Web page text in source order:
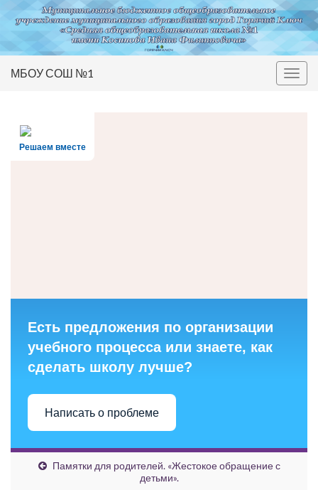
Вкл/
МБОУ СОШ №1
Решаем вместе
Есть предложения по организации
учебного процесса или знаете, как
сделать школу лучше?
Написать о проблеме
Памятки для родителей. «Жестокое обращение с
детьми».